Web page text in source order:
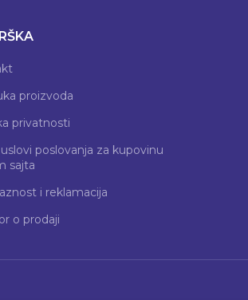
proizvoda
privatnosti
poslovanja za kupovinu
sajta
i reklamacija
o prodaji